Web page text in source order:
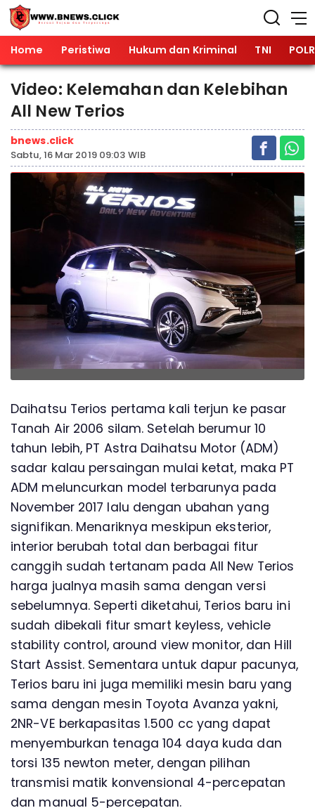
Home Peristiwa Hukum dan Kriminal TNI
Video: Kelemahan dan Kelebihan
All New Terios
bnews.click
Sabtu, 16 Mar 2019 09:03 WIB
Daihatsu Terios pertama kali terjun ke pasar
Tanah Air 2006 silam. Setelah berumur 10
tahun lebih, PT Astra Daihatsu Motor (ADM)
sadar kalau persaingan mulai ketat, maka PT
ADM meluncurkan model terbarunya pada
November 2017 lalu dengan ubahan yang
signifikan. Menariknya meskipun eksterior,
interior berubah total dan berbagai fitur
canggih sudah tertanam pada All New Terios
harga jualnya masih sama dengan versi
sebelumnya. Seperti diketahui, Terios baru ini
sudah dibekali fitur smart keyless, vehicle
stability control, around view monitor, dan Hill
Start Assist. Sementara untuk dapur pacunya,
Terios baru ini juga memiliki mesin baru yang
sama dengan mesin Toyota Avanza yakni,
2NR-VE berkapasitas 1.500 cc yang dapat
menyemburkan tenaga 104 daya kuda dan
torsi 135 newton meter, dengan pilihan
transmisi matik konvensional 4-percepatan
dan manual 5-percepatan.